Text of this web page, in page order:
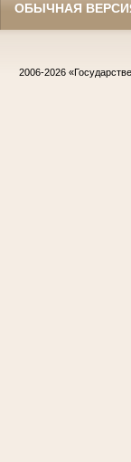
ОБЫЧНАЯ
2006-2026